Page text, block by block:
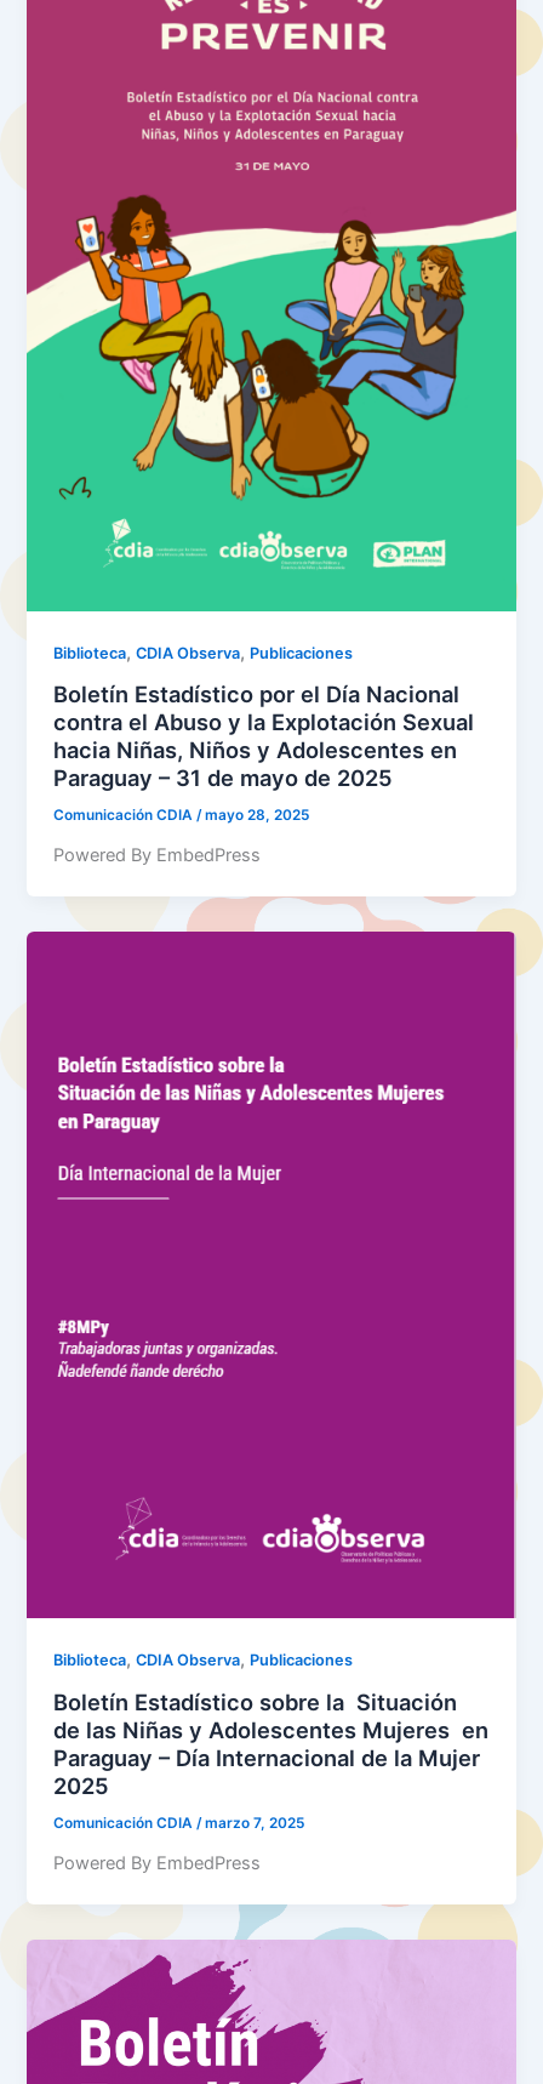
Biblioteca,CDIA Observa, Publicaciones
Boletín Estadístico por el Día Nacional
contra el Abuso y la Explotación Sexual
hacia Niñas, Niños y Adolescentes en
Paraguay – 31 de mayo de 2025
Comunicación CDIA/mayo 28, 2025
Powered By EmbedPress
Biblioteca,CDIA Observa, Publicaciones
Boletín Estadístico sobre la Situación
de las Niñas y Adolescentes Mujeres en
Paraguay – Día Internacional de la Mujer
2025
Comunicación CDIA/marzo 7, 2025
Powered By EmbedPress